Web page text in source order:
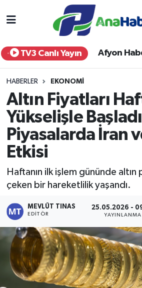
TV3 Canlı Yayın Afyon
HABERLER EKONOMI
Altın Fiyatları
Yükselişle
Piyasalarda İran
Etkisi
Haftanın ilk işlem gününde altın
çeken bir hareketlilik yaşandı.
MEVLÜT TINAS
EDITÖR
25.05.2026 -
YAYINLANMA
Yurt Haber
Afyon Haber
Siyaset
Spor
Sağlık
Teknoloji
Kültür - Sanat
Yaşam
Afyonkarahisar Nöbetçi
Afyonkarahisar Hava Durumu
Afyonkarahisar Trafik
Süper Lig Puan Durumu ve
Son Dakika Haberleri
Haber Arşivi